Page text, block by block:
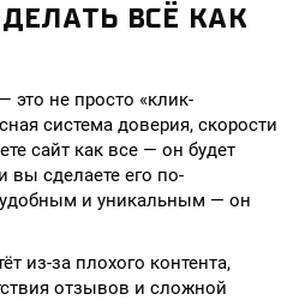
ВСЁ КАК
не просто «клик-
система доверия, скорости
сайт как все — он будет
вы сделаете его по-
и уникальным — он
из-за плохого контента,
отзывов и сложной